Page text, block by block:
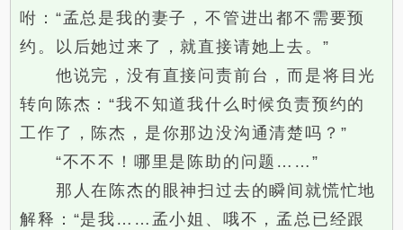
咐：“孟总是我的妻子，不管进出都不需要预
约。以后她过来了，就直接请她上去。”
他说完，没有直接问责前台，而是将目光
转向陈杰：“我不知道我什么时候负责预约的
工作了，陈杰，是你那边没沟通清楚吗？”
“不不不！哪里是陈助的问题……”
那人在陈杰的眼神扫过去的瞬间就慌忙地
解释：“是我……孟小姐、哦不，孟总已经跟